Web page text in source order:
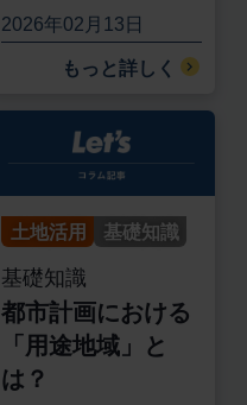
2026年02月13日
もっと詳しく
土地活用 基礎知識
基礎知識
都市計画における
「用途地域」と
は？